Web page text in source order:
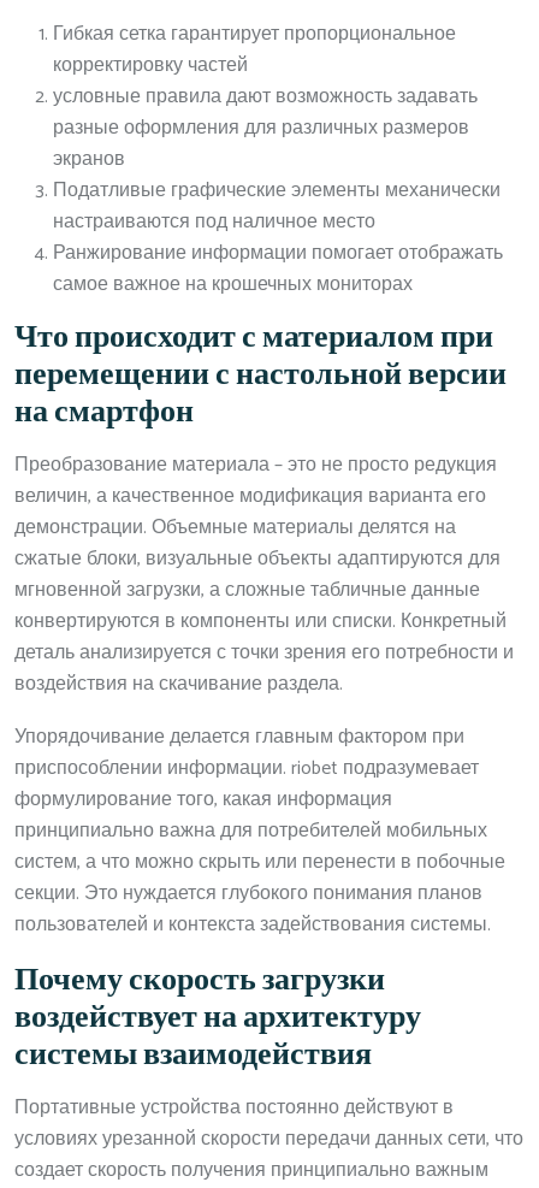
Гибкая сетка гарантирует пропорциональное
корректировку частей
условные правила дают возможность задавать
разные оформления для различных размеров
экранов
Податливые графические элементы механически
настраиваются под наличное место
Ранжирование информации помогает отображать
самое важное на крошечных мониторах
Что происходит с материалом при
перемещении с настольной версии
на смартфон
Преобразование материала – это не просто редукция
величин, а качественное модификация варианта его
демонстрации. Объемные материалы делятся на
сжатые блоки, визуальные объекты адаптируются для
мгновенной загрузки, а сложные табличные данные
конвертируются в компоненты или списки. Конкретный
деталь анализируется с точки зрения его потребности и
воздействия на скачивание раздела.
Упорядочивание делается главным фактором при
приспособлении информации. riobet подразумевает
формулирование того, какая информация
принципиально важна для потребителей мобильных
систем, а что можно скрыть или перенести в побочные
секции. Это нуждается глубокого понимания планов
пользователей и контекста задействования системы.
Почему скорость загрузки
воздействует на архитектуру
системы взаимодействия
Портативные устройства постоянно действуют в
условиях урезанной скорости передачи данных сети, что
создает скорость получения принципиально важным